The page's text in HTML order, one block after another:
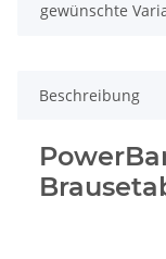
gewünschte
Beschreibung